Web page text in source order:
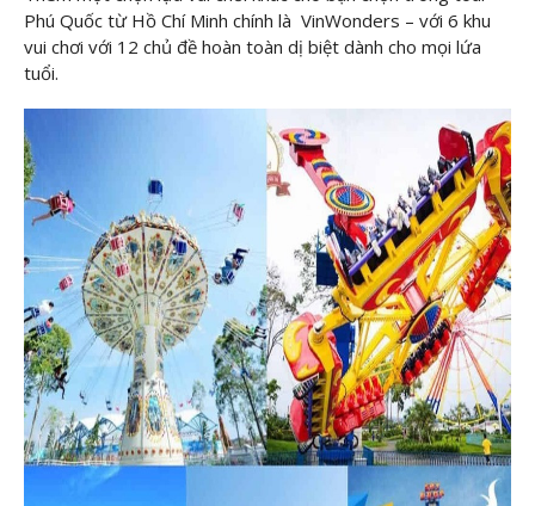
Phú Quốc từ Hồ Chí Minh chính là VinWonders – với 6 khu
vui chơi với 12 chủ đề hoàn toàn dị biệt dành cho mọi lứa
tuổi.